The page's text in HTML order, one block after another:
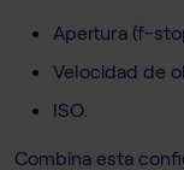
Apertura (f-
Velocidad de
ISO.
Combina esta